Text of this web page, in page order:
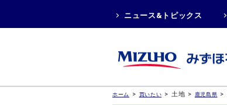
ニュース&トピックス
ホーム > 買いたい > 土地 > 鹿児島県 >